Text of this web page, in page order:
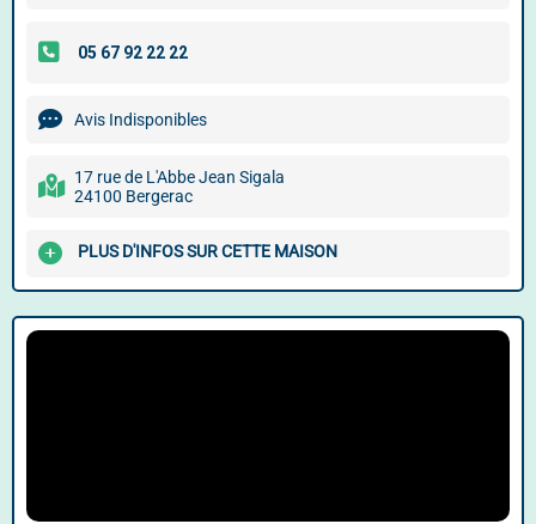
Avis Indisponibles
17 rue de L'Abbe Jean Sigala
24100 Bergerac
PLUS D'INFOS SUR CETTE MAISON